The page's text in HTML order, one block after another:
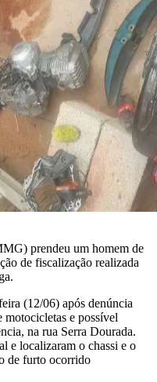
prendeu um homem de
de fiscalização realizada
(12/06) após denúncia
e possível
na rua Serra Dourada.
e localizaram o chassi e o
de furto ocorrido